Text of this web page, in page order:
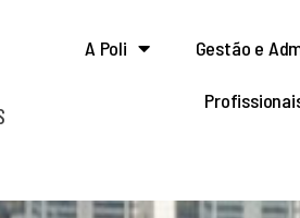
A Poli Gestão e